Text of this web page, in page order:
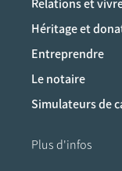
Relations et
Héritage et
Entreprendre
Le notaire
Simulateurs de
Plus d'infos